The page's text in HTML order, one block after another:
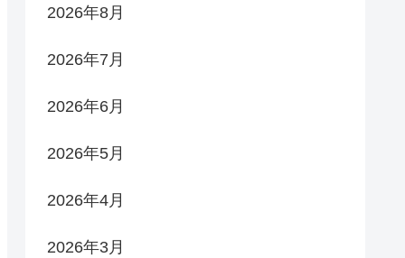
2026年8月
2026年7月
2026年6月
2026年5月
2026年4月
2026年3月